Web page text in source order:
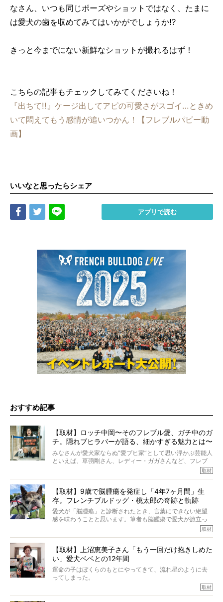
なさん、いつも同じポーズやショットではなく、たまに
は愛犬の歯を収めてみてはいかがでしょうか!?
きっと今までにない新鮮なショットが撮れるはず！
こちらの記事もチェックしてみてくださいね！
『出ちて!!』ケージ出してアピの可愛さがスゴイ…ときめ
いて悶えてもう感情が追いつかん！【フレブルパピー動
画】
いいなと思ったらシェア
Share Tweet アプリで読む
おすすめ記事
【取材】ロッチ中岡〜そのフレブル愛、ガチ中のガ
チ。隠れブヒラバーが語る、細かすぎる魅力とは〜
【前編】
みなさんが愛犬家ならぬ“愛ブヒ家”として思い浮かぶ芸能人
といえば、草彅剛さん、レディー・ガガさんなど、フレブ
ルを飼っている方が多いと思います。が、ロッチ中岡さん
んのインスタグラムを覗くと、たくさんのフレブルアカウ
ントがフォローされていて、わが『FRENCH BULLDOG
LIFE』モデルのnicoやトーラスも、その中の一頭。
そんな中岡さんに、フレブルの魅力を語っていただきまし
た。そのブヒ愛っぷりは、思ってた以上！ ガチ中のガチ
取材
【取材】9歳で脳腫瘍を発症し「4年7ヶ月間」生
存。フレンチブルドッグ・桃太郎の奇跡と軌跡
愛犬が「脳腫瘍」と診断されたとき、言葉にできない絶望
感を味わうことと思います。筆者も脳腫瘍で愛犬が旅立っ
たひとり。だからこそ、どれほど厄介で困難な病気かを理
ところが、フレンチブルドッグの桃太郎は9歳で脳腫瘍を発
症し、なんと4年7ヶ月間も生き抜いたのです。旅立ったと
きの年齢は13歳と11ヶ月、レジェンド級のレジェンドでし
た。さらには、治療後3年間は一度も発作が起きなかったと
いいます。
この事実はフレンチブルドッグだけでなく、脳腫瘍と闘う
取材
【取材】上沼恵美子さん「もう一回だけ抱きしめた
い」愛犬ベベとの12年間
運命の子はぼくらのもとにやってきて、流れ星のように去
ってしまった。
取材